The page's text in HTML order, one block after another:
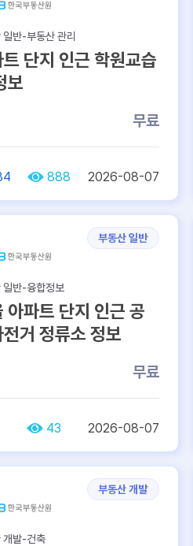
일반-부동산 관리
단지 인근 학원교습
보
무료
888 2026-08-07
부동산 일반
일반-융합정보
아파트 단지 인근 공
거 정류소 정보
무료
43 2026-08-07
부동산 개발
개발-건축